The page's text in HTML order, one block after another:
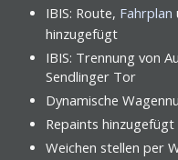
IBIS: Route, Fahrplan
hinzugefügt
IBIS: Trennung von
Sendlinger Tor
Dynamische
Repaints hinzugefügt
Weichen stellen per